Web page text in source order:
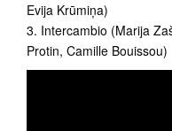
Evija Krūmiņa)
3. Intercambio (Marija
Protin, Camille Bouissou)